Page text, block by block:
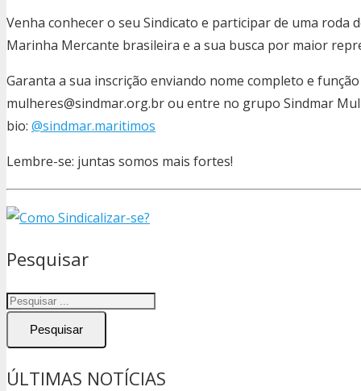
Venha conhecer o seu Sindicato e participar de uma roda
Marinha Mercante brasileira e a sua busca por maior
Garanta a sua inscrição enviando nome completo e
mulheres@sindmar.org.br ou entre no grupo Sindmar
bio: @sindmar.maritimos
Lembre-se: juntas somos mais fortes!
Pesquisar
Pesquisar
ÚLTIMAS NOTÍCIAS